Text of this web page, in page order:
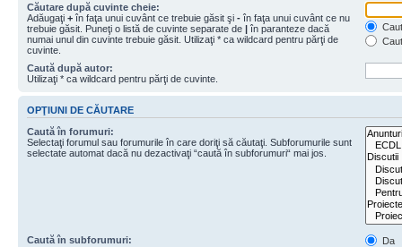
Căutare după cuvinte cheie:
Adăugaţi + în faţa unui cuvânt ce trebuie găsit şi - în faţa unui cuvânt ce nu
trebuie găsit. Puneţi o listă de cuvinte separate de | în paranteze dacă
numai unul din cuvinte trebuie găsit. Utilizaţi * ca wildcard pentru părţi de
cuvinte.
Caută după autor:
Utilizaţi * ca wildcard pentru părţi de cuvinte.
OPŢIUNI DE CĂUTARE
Caută în forumuri:
Selectaţi forumul sau forumurile în care doriţi să căutaţi. Subforumurile sunt
selectate automat dacă nu dezactivaţi “caută în subforumuri“ mai jos.
Caută în subforumuri:
Da